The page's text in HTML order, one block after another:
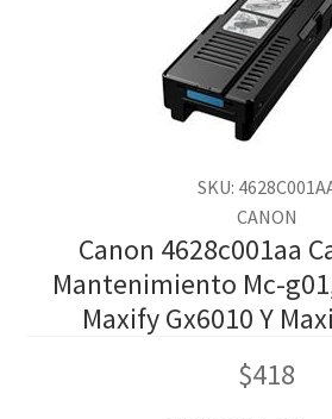
SKU:
CANON
Canon 4628c001aa
Mantenimiento Mc-
Maxify Gx6010 Y
$418